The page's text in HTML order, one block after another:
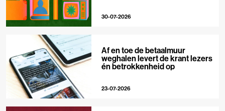
30-07-2026
Af en toe de betaalmuur
weghalen levert de krant lezers
én betrokkenheid op
23-07-2026